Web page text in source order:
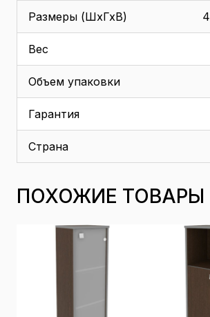
Размеры (ШхГхВ)
Вес
Объем упаковки
Гарантия
Страна
ПОХОЖИЕ ТОВАРЫ